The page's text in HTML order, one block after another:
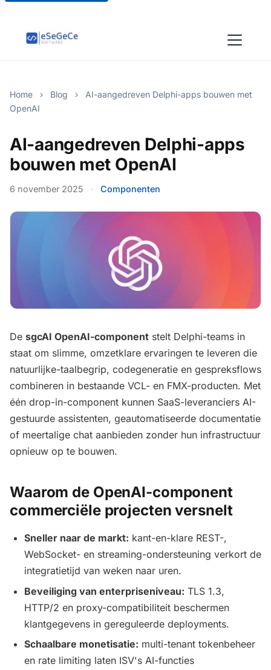
Home › Blog ›
AI-aangedreven Delphi-apps bouwen met
OpenAI
AI-aangedreven Delphi-apps
bouwen met OpenAI
6 november 2025 · Componenten
De sgcAI OpenAI-component stelt Delphi-teams in
staat om slimme, omzetklare ervaringen te leveren die
natuurlijke-taalbegrip, codegeneratie en gespreksflows
combineren in bestaande VCL- en FMX-producten. Met
één drop-in-component kunnen SaaS-leveranciers AI-
gestuurde assistenten, geautomatiseerde documentatie
of meertalige chat aanbieden zonder hun infrastructuur
opnieuw op te bouwen.
Waarom de OpenAI-component
commerciële projecten versnelt
Sneller naar de markt: kant-en-klare REST-,
WebSocket- en streaming-ondersteuning verkort de
integratietijd van weken naar uren.
Beveiliging van enterpriseniveau: TLS 1.3,
HTTP/2 en proxy-compatibiliteit beschermen
klantgegevens in gereguleerde deployments.
Schaalbare monetisatie: multi-tenant tokenbeheer
en rate limiting laten ISV's AI-functies